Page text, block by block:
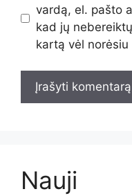
vardą, el. pašto
kad jų
kartą vėl
Nauji